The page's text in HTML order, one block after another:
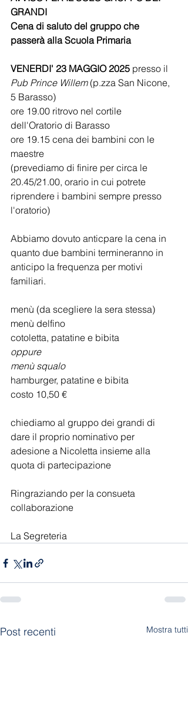
GRANDI
Cena di saluto del gruppo che
passerà alla Scuola Primaria
VENERDI' 23 MAGGIO 2025 presso il
Pub Prince Willem (p.zza San Nicone,
5 Barasso)
ore 19.00 ritrovo nel cortile
dell'Oratorio di Barasso
ore 19.15 cena dei bambini con le
maestre
(prevediamo di finire per circa le
20.45/21.00, orario in cui potrete
riprendere i bambini sempre presso
l'oratorio)
Abbiamo dovuto anticpare la cena in
quanto due bambini termineranno in
anticipo la frequenza per motivi
familiari.
menù (da scegliere la sera stessa)
menù delfino
cotoletta, patatine e bibita
oppure
menù squalo
hamburger, patatine e bibita
costo 10,50 €
chiediamo al gruppo dei grandi di
dare il proprio nominativo per
adesione a Nicoletta insieme alla
quota di partecipazione
Ringraziando per la consueta
collaborazione
La Segreteria
Post recenti Mostra tutti